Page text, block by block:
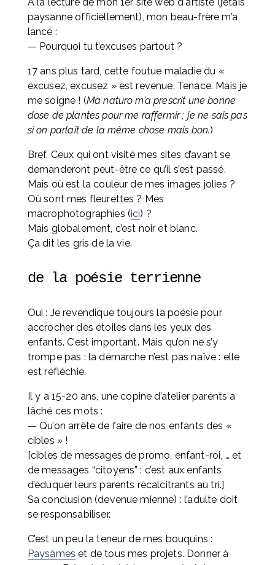
paysanne officiellement), mon beau-frère m’a
lancé :
— Pourquoi tu t’excuses partout ?
17 ans plus tard, cette foutue maladie du «
excusez, excusez » est revenue. Tenace. Mais je
me soigne ! (Ma naturo m’a prescrit une bonne
dose de plantes pour me raffermir ; je ne sais pas
si on parlait de la même chose mais bon.)
Bref. Ceux qui ont visité mes sites d’avant se
demanderont peut-être ce qu’il s’est passé.
Mais où est la couleur de mes images jolies ?
Où sont mes fleurettes ? Mes
macrophotographies (ici) ?
Mais globalement, c’est noir et blanc.
Ça dit les gris de la vie.
de la poésie terrienne
Oui : Je revendique toujours la poésie pour
accrocher des étoiles dans les yeux des
enfants. C’est important. Mais qu’on ne s’y
trompe pas : la démarche n’est pas naïve : elle
est réfléchie.
Il y a 15-20 ans, une copine d’atelier parents a
lâché ces mots :
— Qu’on arrête de faire de nos enfants des «
cibles » !
[cibles de messages de promo, enfant-roi, … et
de messages “citoyens” : c’est aux enfants
d’éduquer leurs parents récalcitrants au tri.]
Sa conclusion (devenue mienne) : l’adulte doit
se responsabiliser.
Paysâmes et de tous mes projets. Donner à